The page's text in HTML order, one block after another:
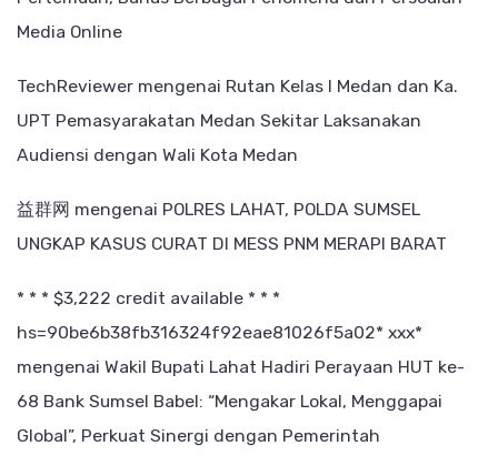
Media Online
TechReviewer mengenai Rutan Kelas I Medan dan Ka.
UPT Pemasyarakatan Medan Sekitar Laksanakan
Audiensi dengan Wali Kota Medan
益群网 mengenai POLRES LAHAT, POLDA SUMSEL
UNGKAP KASUS CURAT DI MESS PNM MERAPI BARAT
* * * $3,222 credit available * * *
hs=90be6b38fb316324f92eae81026f5a02* ххх*
mengenai Wakil Bupati Lahat Hadiri Perayaan HUT ke-
68 Bank Sumsel Babel: “Mengakar Lokal, Menggapai
Global”, Perkuat Sinergi dengan Pemerintah